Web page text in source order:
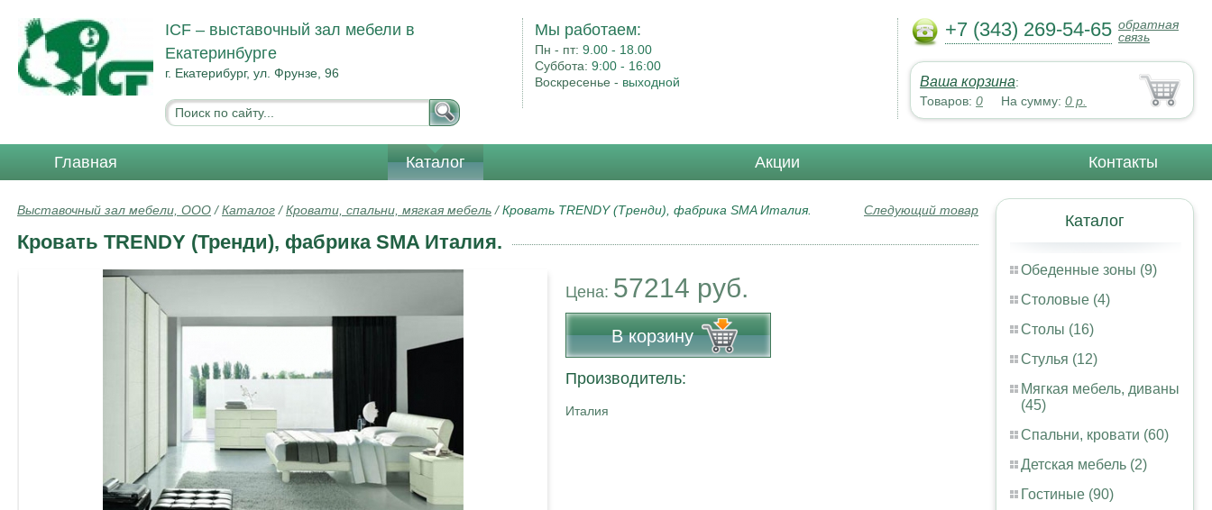
ICF – выставочный зал мебели в
Екатеринбурге
г. Екатерибург, ул. Фрунзе, 96
Мы работаем:
Пн - пт:9.00 - 18.00
Суббота:9:00 - 16:00
Воскресенье - выходной
+7 (343) 269-54-65 обратная
связь
Ваша корзина:
Товаров: 0 На сумму: 0 р.
Главная Каталог Акции Контакты
Каталог
Обеденные зоны (9)
Столовые (4)
Столы (16)
Стулья (12)
Мягкая мебель, диваны
(45)
Спальни, кровати (60)
Детская мебель (2)
Гостиные (90)
Следующий товар
Выставочный зал мебели, ООО /Каталог /Кровати, спальни, мягкая мебель /Кровать TRENDY (Тренди), фабрика SMA Италия.
Кровать TRENDY (Тренди), фабрика SMA Италия.
Цена: 57214 руб.
В корзину
Производитель:
Италия